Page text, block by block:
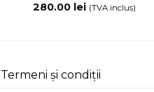
280.00 lei (TVA inclus)
Termeni și condiții